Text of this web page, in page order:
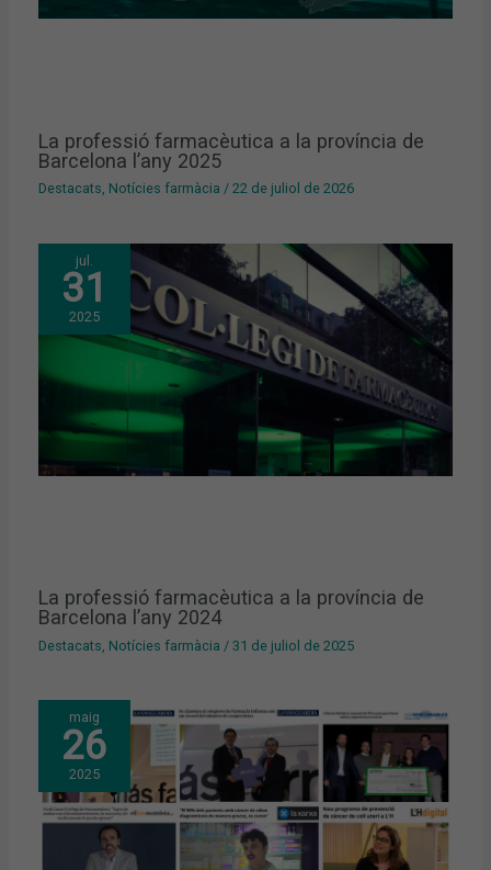
La professió farmacèutica a la província de
Barcelona l’any 2025
Destacats, Notícies farmàcia /22 de juliol de 2026
jul.
31
2025
La professió farmacèutica a la província de
Barcelona l’any 2024
Destacats Notícies farmàcia /31 de juliol de 2025
maig
26
2025